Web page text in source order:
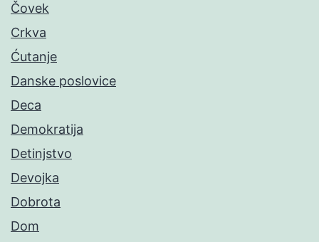
Čovek
Crkva
Ćutanje
Danske poslovice
Deca
Demokratija
Detinjstvo
Devojka
Dobrota
Dom